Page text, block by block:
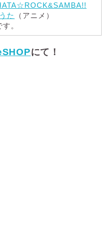
た
（アニメ）
。
にて！